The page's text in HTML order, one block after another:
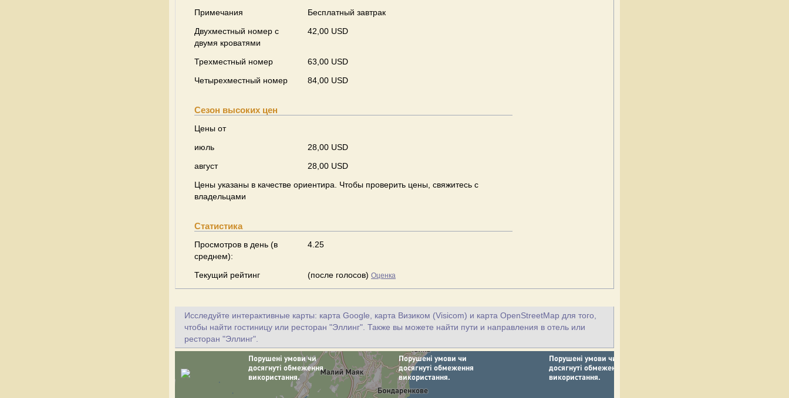
Примечания
Бесплатный завтрак
Двухместный номер с
двумя кроватями
42,00 USD
Трехместный номер
63,00 USD
Четырехместный номер
84,00 USD
Сезон высоких цен
Цены от
июль
28,00 USD
август
28,00 USD
Цены указаны в качестве ориентира. Чтобы проверить цены, свяжитесь с
владельцами
Статистика
Просмотров в день (в
среднем):
4.25
Текущий рейтинг (после голосов) Оценка
Исследуйте интерактивные карты: карта Google, карта Визиком (Visicom) и карта OpenStreetMap для того,
чтобы найти гостиницу или ресторан "Эллинг". Также вы можете найти пути и направления в отель или
ресторан "Эллинг".